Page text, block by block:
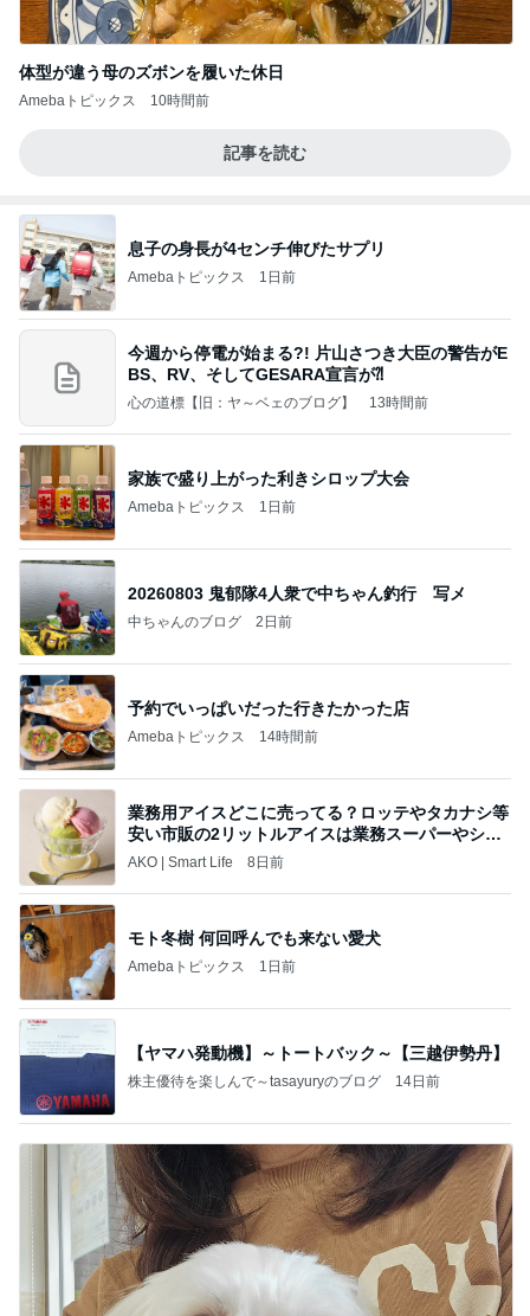
体型が違う母のズボンを履いた休日
Amebaトピックス 10時間前
記事を読む
息子の身長が4センチ伸びたサプリ
Amebaトピックス 1日前
今週から停電が始まる?! 片山さつき大臣の警告がE
BS、RV、そしてGESARA宣言が⁈
心の道標【旧：ヤ～ベェのブログ】 13時間前
家族で盛り上がった利きシロップ大会
Amebaトピックス 1日前
20260803 鬼郁隊4人衆で中ちゃん釣行 写メ
中ちゃんのブログ 2日前
予約でいっぱいだった行きたかった店
Amebaトピックス 14時間前
業務用アイスどこに売ってる？ロッテやタカナシ等
安い市販の2リットルアイスは業務スーパーやシャ
トレ
AKO | Smart Life 8日前
モト冬樹 何回呼んでも来ない愛犬
Amebaトピックス 1日前
【ヤマハ発動機】～トートバック～【三越伊勢丹】
株主優待を楽しんで～tasayuryのブログ 14日前